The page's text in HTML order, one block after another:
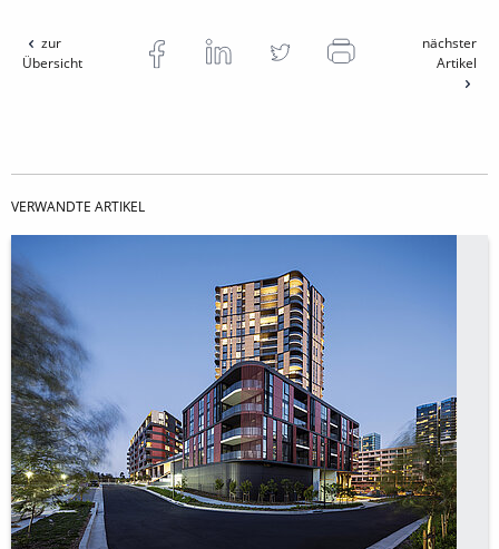
zur
Übersicht
nächster
Artikel
VERWANDTE ARTIKEL